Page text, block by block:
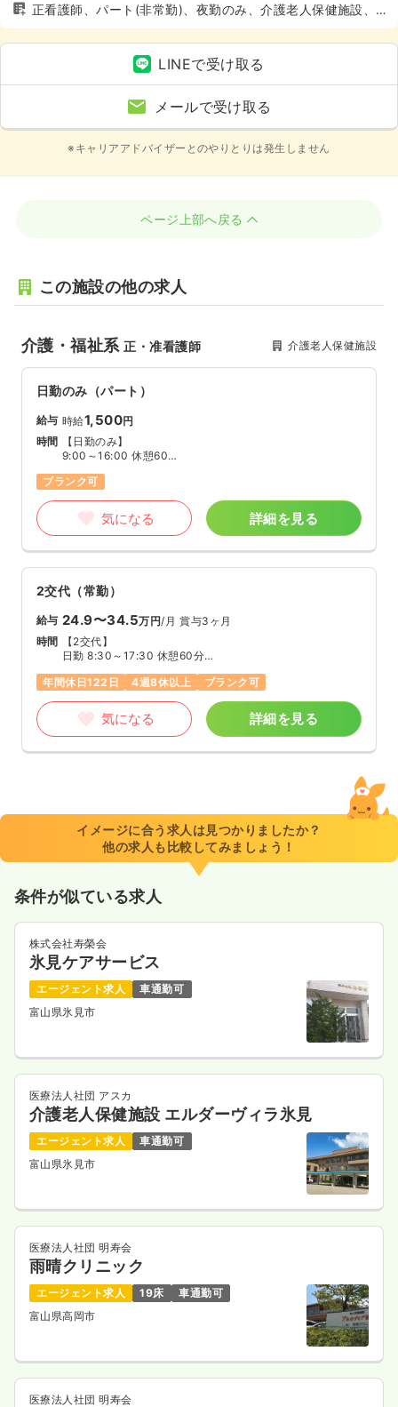
正看護師、パート(非常勤)、夜勤のみ、介護老人保健施設、
介護・福祉系、4週8休以上
LINEで受け取る
メールで受け取る
※キャリアアドバイザーとのやりとりは発生しません
ページ上部へ戻る
この施設の他の求人
介護・福祉系正・准看護師 介護老人保健施設
日勤のみ（パート）
給与 時給1,500円
時間
【日勤のみ】
9:00～16:00 休憩60分
ブランク可
気になる 詳細を見る
2交代（常勤）
給与 24.9〜34.5万円/月 賞与3ヶ月
時間
【2交代】
日勤 8:30～17:30 休憩60分
※週40時間の交代制（1ヶ月単位の変形労働制）
年間休日122日 4週8休以上 ブランク可
気になる 詳細を見る
イメージに合う求人は見つかりましたか？
他の求人も比較してみましょう！
条件が似ている求人
株式会社寿榮会
氷見ケアサービス
エージェント求人
車通勤可
富山県氷見市
医療法人社団 アスカ
介護老人保健施設 エルダーヴィラ氷見
エージェント求人
車通勤可
富山県氷見市
医療法人社団 明寿会
雨晴クリニック
エージェント求人 19床
車通勤可
富山県高岡市
医療法人社団 明寿会